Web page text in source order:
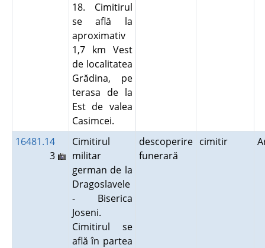
18. Cimitirul
se află la
aproximativ
1,7 km Vest
de localitatea
Grădina, pe
terasa de la
Est de valea
Casimcei.
16481.14
3
Cimitirul
militar
german de la
Dragoslavele
- Biserica
Joseni.
Cimitirul se
află în partea
descoperire
funerară
cimitir